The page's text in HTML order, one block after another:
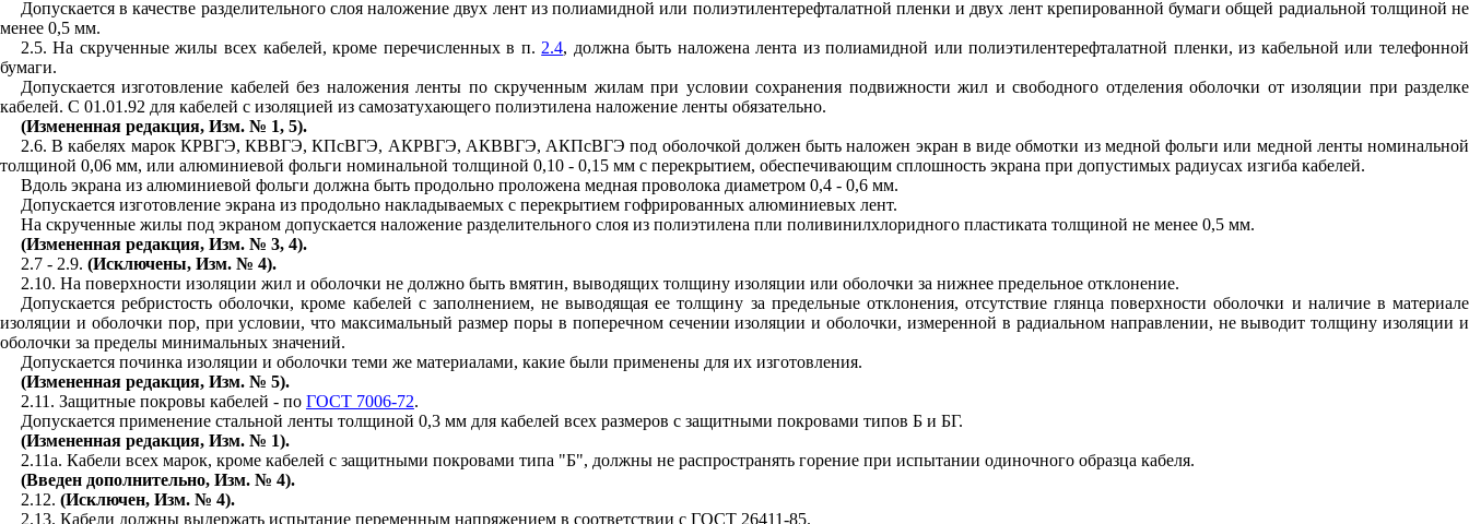
Допускается в качестве разделительного слоя наложение двух лент из полиамидной или полиэтилентерефталатной пленки и двух лент крепированной бумаги общей радиальной толщиной не
менее 0,5 мм.
2.5. На скрученные жилы всех кабелей, кроме перечисленных в п. 2.4, должна быть наложена лента из полиамидной или полиэтилентерефталатной пленки, из кабельной или телефонной
бумаги.
Допускается изготовление кабелей без наложения ленты по скрученным жилам при условии сохранения подвижности жил и свободного отделения оболочки от изоляции при разделке
кабелей. С 01.01.92 для кабелей с изоляцией из самозатухающего полиэтилена наложение ленты обязательно.
(Измененная редакция, Изм. № 1, 5).
2.6. В кабелях марок КРВГЭ, КВВГЭ, КПсВГЭ, АКРВГЭ, АКВВГЭ, АКПсВГЭ под оболочкой должен быть наложен экран в виде обмотки из медной фольги или медной ленты номинальной
толщиной 0,06 мм, или алюминиевой фольги номинальной толщиной 0,10 - 0,15 мм с перекрытием, обеспечивающим сплошность экрана при допустимых радиусах изгиба кабелей.
Вдоль экрана из алюминиевой фольги должна быть продольно проложена медная проволока диаметром 0,4 - 0,6 мм.
Допускается изготовление экрана из продольно накладываемых с перекрытием гофрированных алюминиевых лент.
На скрученные жилы под экраном допускается наложение разделительного слоя из полиэтилена пли поливинилхлоридного пластиката толщиной не менее 0,5 мм.
(Измененная редакция, Изм. № 3, 4).
2.7- 2.9. (Исключены, Изм. № 4).
2.10. На поверхности изоляции жил и оболочки не должно быть вмятин, выводящих толщину изоляции или оболочки за нижнее предельное отклонение.
Допускается ребристость оболочки, кроме кабелей с заполнением, не выводящая ее толщину за предельные отклонения, отсутствие глянца поверхности оболочки и наличие в материале
изоляции и оболочки пор, при условии, что максимальный размер поры в поперечном сечении изоляции и оболочки, измеренной в радиальном направлении, не выводит толщину изоляции и
оболочки за пределы минимальных значений.
Допускается починка изоляции и оболочки теми же материалами, какие были применены для их изготовления.
(Измененная редакция, Изм. № 5).
2.11 . Защитные покровы кабелей - по ГОСТ 7006-72.
Допускается применение стальной ленты толщиной 0,3 мм для кабелей всех размеров с защитными покровами типов Б и БГ.
(Измененная редакция, Изм. № 1).
2.11а. Кабели всех марок, кроме кабелей с защитными покровами типа "Б", должны не распространять горение при испытании одиночного образца кабеля.
(Введен дополнительно, Изм. № 4).
2.12. (Исключен, Изм. № 4).
2.13. Кабели должны выдержать испытание переменным напряжением в соответствии с ГОСТ 26411-85.